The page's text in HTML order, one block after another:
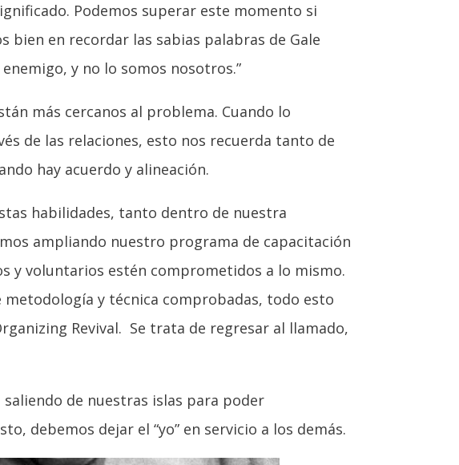
Podemos superar este momento si
bien en recordar las sabias palabras de Gale
y no lo somos nosotros.”
más cercanos al problema. Cuando lo
de las relaciones, esto nos recuerda tanto de
hay acuerdo y alineación.
habilidades, tanto dentro de nuestra
ampliando nuestro programa de capacitación
y voluntarios estén comprometidos a lo mismo.
y técnica comprobadas, todo esto
Revival. Se trata de regresar al llamado,
de nuestras islas para poder
debemos dejar el “yo” en servicio a los demás.